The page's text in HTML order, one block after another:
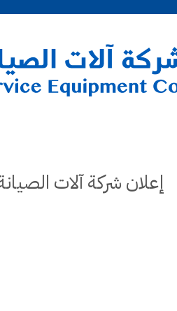
إعلان شركة آلات